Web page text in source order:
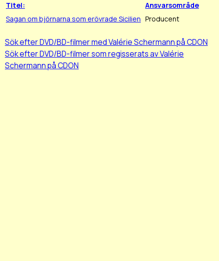
Titel:
Ansvarsområde
Sagan om björnarna som erövrade Sicilien Producent
Sök efter DVD/BD-filmer med Valérie Schermann på CDON
Sök efter DVD/BD-filmer som regisserats av Valérie
Schermann på CDON